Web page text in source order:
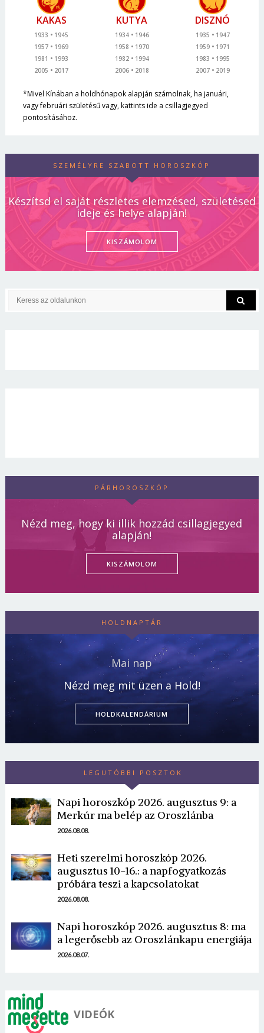
KAKAS
1933
1945
1957
1969
1981
1993
2005
2017
KUTYA
1934
1946
1958
1970
1982
1994
2006
2018
DISZNÓ
1935
1947
1959
1971
1983
1995
2007
2019
*Mivel Kínában a holdhónapok alapján számolnak, ha januári,
vagy februári születésű vagy, kattints ide a csillagjegyed
pontosításához.
SZEMÉLYRE SZABOTT HOROSZKÓP
Készítsd el saját részletes elemzésed, születésed
ideje és helye alapján!
KISZÁMOLOM
PÁRHOROSZKÓP
Nézd meg, hogy ki illik hozzád csillagjegyed
alapján!
KISZÁMOLOM
HOLDNAPTÁR
Mai nap
Nézd meg mit üzen a Hold!
HOLDKALENDÁRIUM
LEGUTÓBBI POSZTOK
Napi horoszkóp 2026. augusztus 9: a
Merkúr ma belép az Oroszlánba
2026.08.08.
Heti szerelmi horoszkóp 2026.
augusztus 10-16.: a napfogyatkozás
próbára teszi a kapcsolatokat
2026.08.08.
Napi horoszkóp 2026. augusztus 8: ma
a legerősebb az Oroszlánkapu energiája
2026.08.07.
VIDEÓK
Borsonline bejelentkezés
E-mail cím vagy felhasználónév
Jelszó